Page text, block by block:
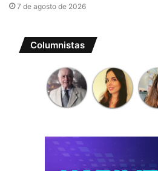
7 de agosto de 2026
Columnistas